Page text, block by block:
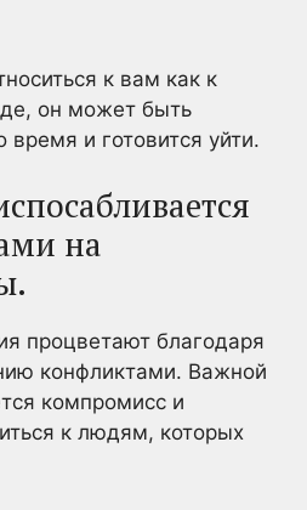
к вам как к
он может быть
время и готовится уйти.
на
процветают благодаря
конфликтами. Важной
компромисс и
к людям, которых